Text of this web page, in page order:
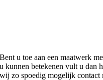
Bent u toe aan een maatwerk
u kunnen betekenen vult u dan
wij zo spoedig mogelijk contact